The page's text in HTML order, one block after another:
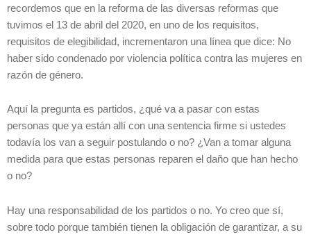
recordemos que en la reforma de las diversas reformas que
tuvimos el 13 de abril del 2020, en uno de los requisitos,
requisitos de elegibilidad, incrementaron una línea que dice: No
haber sido condenado por violencia política contra las mujeres en
razón de género.
Aquí la pregunta es partidos, ¿qué va a pasar con estas
personas que ya están allí con una sentencia firme si ustedes
todavía los van a seguir postulando o no? ¿Van a tomar alguna
medida para que estas personas reparen el daño que han hecho
o no?
Hay una responsabilidad de los partidos o no. Yo creo que sí,
sobre todo porque también tienen la obligación de garantizar, a su